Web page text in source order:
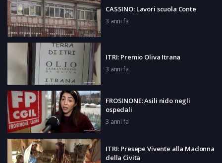
CASSINO: Lavori scuola Conte
3 anni fa
ITRI: Premio Oliva Itrana
3 anni fa
FROSINONE: Asili nido negli
ospedali
3 anni fa
ITRI: Presepe Vivente alla Madonna
della Civita